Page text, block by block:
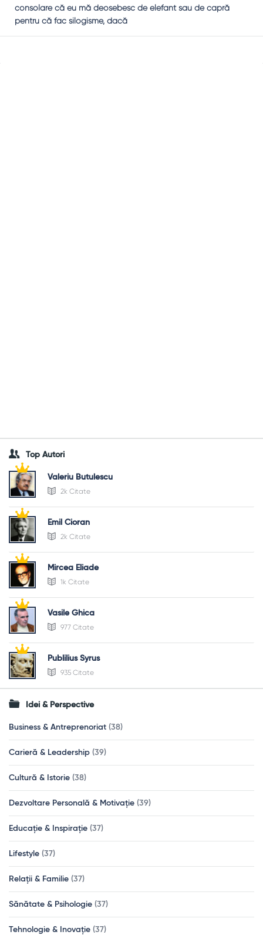
consolare că eu mă deosebesc de elefant sau de capră
pentru că fac silogisme, dacă
Top Autori
Valeriu Butulescu
2k Citate
Emil Cioran
2k Citate
Mircea Eliade
1k Citate
Vasile Ghica
977 Citate
Publilius Syrus
935 Citate
Idei & Perspective
Business & Antreprenoriat (38)
Carieră & Leadership (39)
Cultură & Istorie (38)
Dezvoltare Personală & Motivație (39)
Educație & Inspirație (37)
Lifestyle (37)
Relații & Familie (37)
Sănătate & Psihologie (37)
Tehnologie & Inovație (37)